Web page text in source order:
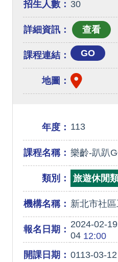
招生人數： 30
詳細資訊：
課程連結： GO
地圖：
年度： 113
課程名稱： 樂齡-趴趴
類別： 旅遊休閒
機構名稱： 新北市社
報名日期： 2024-02-19
0412:00
開課日期： 0113-03-12